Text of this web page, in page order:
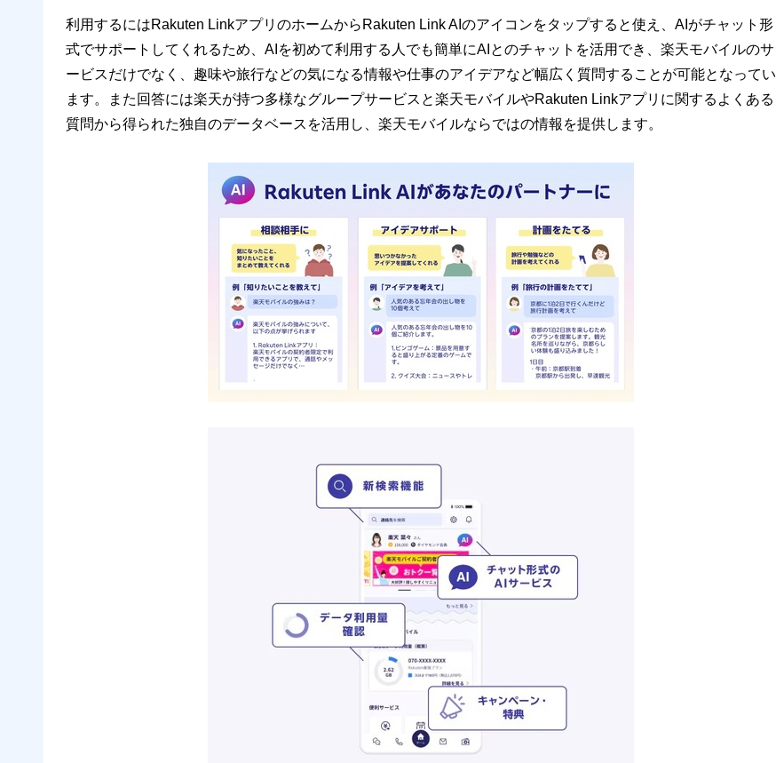
利用するにはRakuten LinkアプリのホームからRakuten Link AIのアイコンをタップすると使え、AIがチャット形
式でサポートしてくれるため、AIを初めて利用する人でも簡単にAIとのチャットを活用でき、楽天モバイルのサ
ービスだけでなく、趣味や旅行などの気になる情報や仕事のアイデアなど幅広く質問することが可能となってい
ます。また回答には楽天が持つ多様なグループサービスと楽天モバイルやRakuten Linkアプリに関するよくある
質問から得られた独自のデータベースを活用し、楽天モバイルならではの情報を提供します。